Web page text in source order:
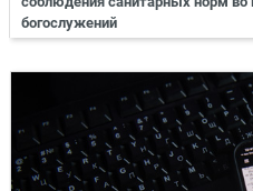
богослужений